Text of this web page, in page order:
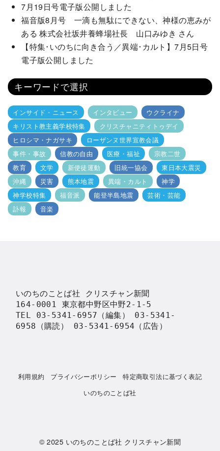
7月19日号電子版公開しました
福音版8月号 一滴も無駄にできない、神様の恵みが
ある 株式会社坂井養蜂場社長 山口みゆき さん
【特集･いのちに向き合う／異端･カルト】7月5日号
電子版公開しました
キーワードで選択
インサイド・ニュース インタビュー
ウクライナ
キリスト教主義学校特集
クリスチャニティトゥデイ
ヒロシマ・ナガサキ
ローザンヌ世界宣教会議
事件・事故
信教の自由 医療・福祉
宗教二世
教育
文学 新使徒運動 旧統一協会
東日本大震災
沖縄
災害 熊本地震 異端・カルト
神学
神学校特集
福音派 能登半島地震
芸術・芸能
訃報
音楽
いのちのことば社 クリスチャン新聞
164-0001 東京都中野区中野2-1-5
TEL 03-5341-6957（編集） 03-5341-
6958（購読） 03-5341-6954（広告）
利用規約 プライバシーポリシー
特定商取引法に基づく表記
いのちのことば社
© 2025 いのちのことば社 クリスチャン新聞